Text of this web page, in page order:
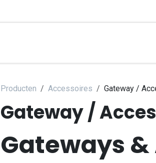
Producten Accessoires Gateway /
Gateway /
Gateways &